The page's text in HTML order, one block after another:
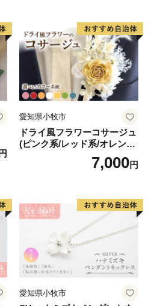
に基づき、平成29年6月よ
らのご寄附につきましては、
ことといたしましたのでご了
ついてのお問い合わせ】
窓口愛知県小牧市
ドライ風フラワーコサージュ
(ピンク系/レッド系/オレンジ
系/ホワイト系/イエロー系/グ
リーン系/ブルー系）7,000円
愛知県小牧市